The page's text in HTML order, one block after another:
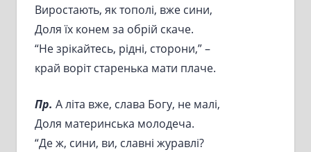
Виростають, як тополі, вже сини,
Доля їх конем за обрій скаче.
“Не зрікайтесь, рідні, сторони,” –
край воріт старенька мати плаче.
Пр. А літа вже, слава Богу, не малі,
Доля материнська молодеча.
“Де ж, сини, ви, славні журавлі?